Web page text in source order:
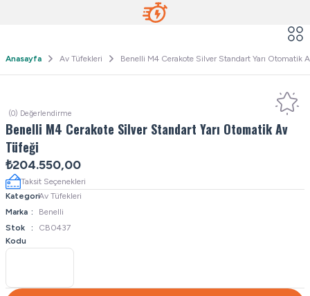
Anasayfa Av Tüfekleri Benelli M4 Cerakote Silver Standart Yarı Otomatik
(0) Değerlendirme
Benelli M4 Cerakote Silver Standart Yarı Otomatik Av
Tüfeği
₺204.550,00
Taksit Seçenekleri
KategoriAv Tüfekleri
Marka
Benelli
Stok
Kodu
CB0437